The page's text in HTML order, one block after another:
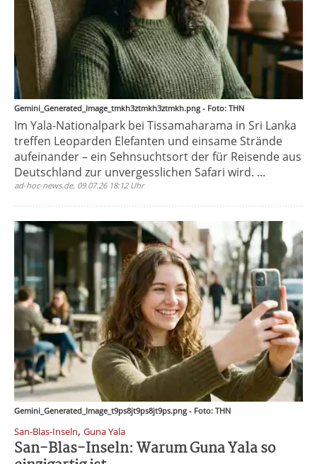
Gemini_Generated_Image_tmkh3ztmkh3ztmkh.png - Foto: THN
Im Yala-Nationalpark bei Tissamaharama in Sri Lanka
treffen Leoparden Elefanten und einsame Strände
aufeinander – ein Sehnsuchtsort der für Reisende aus
Deutschland zur unvergesslichen Safari wird. ...
ad-hoc-news.de, 09.07.26 18:12 Uhr
Gemini_Generated_Image_t9ps8jt9ps8jt9ps.png - Foto: THN
San-Blas-Inseln, Guna Yala
San-Blas-Inseln: Warum Guna Yala so